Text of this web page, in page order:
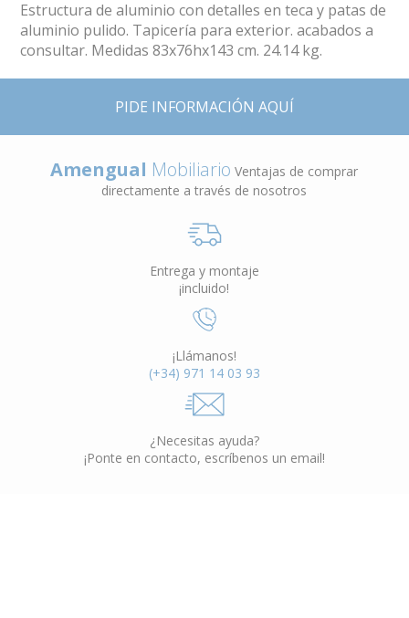
Estructura de aluminio con detalles en teca y patas de
aluminio pulido. Tapicería para exterior. acabados a
consultar. Medidas 83x76hx143 cm. 24.14 kg.
PIDE INFORMACIÓN AQUÍ
Amengual Mobiliario Ventajas de comprar
directamente a través de nosotros
Entrega y montaje
¡incluido!
¡Llámanos!
(+34) 971 14 03 93
¿Necesitas ayuda?
¡Ponte en contacto, escríbenos un email!